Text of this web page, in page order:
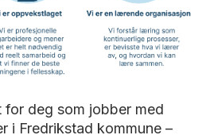
for deg som jobber med
i Fredrikstad kommune –